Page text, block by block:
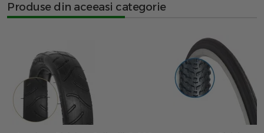
Produse din aceeasi categorie